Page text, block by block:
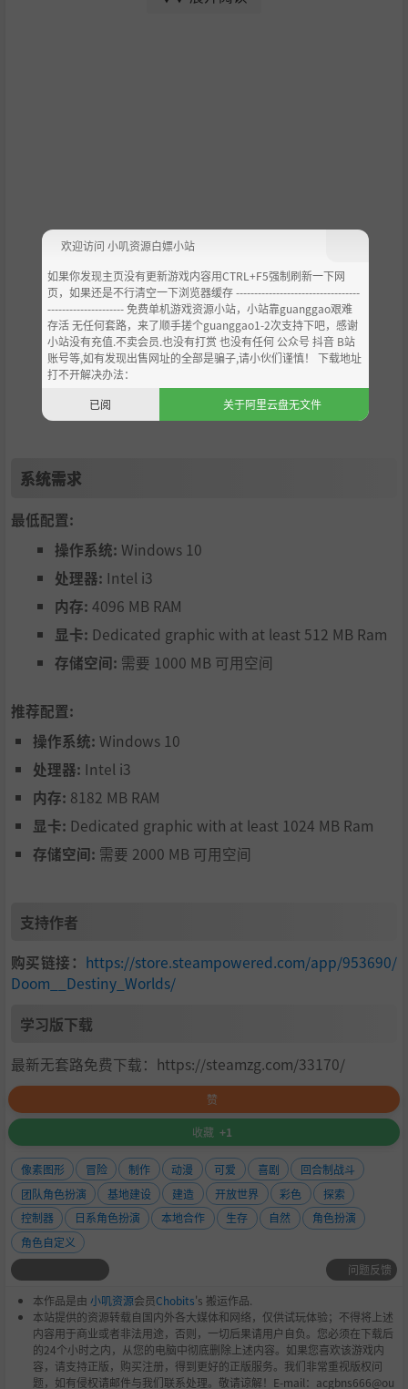
放松也是很重要的！
你也许需要去找回家的路，你也许是被选中的人所以需要去
拯救世界，但即使英雄也需要休息。
享受高互动的开放性世界。
山吧！
创造你自己的营地。制作或是从什么地方去偷来家具吧 :
厌倦了收集或是到市集买水果？自己动手丰衣足食！
种植甜美的水果、神秘的野莓及有趣的蔬果来制作你的营
养零嘴或能力饮料！
游戏的极限？因你的想象力…及你口袋里的原料数量而异。
系统需求
最低配置:
操作系统: Windows 10
处理器: Intel i3
内存: 4096 MB RAM
显卡: Dedicated graphic with at least 512 MB Ram
存储空间: 需要 1000 MB 可用空间
推荐配置:
操作系统: Windows 10
处理器: Intel i3
内存: 8182 MB RAM
显卡: Dedicated graphic with at least 1024 MB Ram
存储空间: 需要 2000 MB 可用空间
支持作者
购买链接： https://store.steampowered.com/app/953690/
Doom__Destiny_Worlds/
学习版下载
最新无套路免费下载：https://steamzg.com/33170/
赞
收藏 +1
像素图形 冒险 制作 动漫 可爱 喜剧
回合制战斗
团队角色扮演
基地建设 建造 开放世界 彩色
探索
控制器
日系角色扮演 本地合作 生存 自然
角色扮演
角色自定义
问题反馈
本作品是由 小叽资源会员Chobits's 搬运作品.
本站提供的资源转载自国内外各大媒体和网络，仅供试玩体验；不得将上述
内容用于商业或者非法用途，否则，一切后果请用户自负。您必须在下载后
的24个小时之内，从您的电脑中彻底删除上述内容。如果您喜欢该游戏内
容，请支持正版，购买注册，得到更好的正版服务。我们非常重视版权问
题，如有侵权请邮件与我们联系处理。敬请谅解！E-mail：acgbns666@ou
欢迎访问 小叽资源白嫖小站
如果你发现主页没有更新游戏内容用CTRL+F5强制刷新一下网
页，如果还是不行清空一下浏览器缓存 ----------------------------------
--------------------- 免费单机游戏资源小站，小站靠guanggao艰难
存活 无任何套路，来了顺手搓个guanggao1-2次支持下吧，感谢
小站没有充值.不卖会员.也没有打赏 也没有任何 公众号 抖音 B站
账号等,如有发现出售网址的全部是骗子,请小伙们谨慎！ 下载地址
打不开解决办法：
已阅
关于阿里云盘无文件